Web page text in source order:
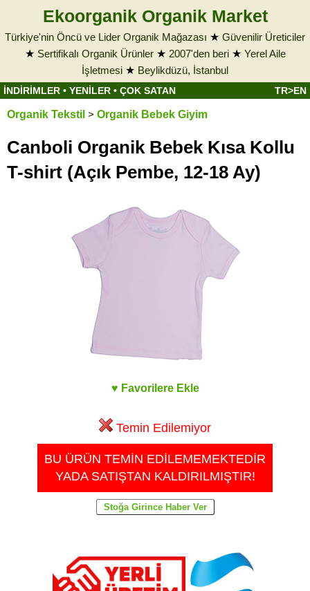
Ekoorganik Organik Market
Türkiye'nin Öncü ve Lider Organik Mağazası ★ Güvenilir Üreticiler
★ Sertifikalı Organik Ürünler★ 2007'den beri★ Yerel Aile
İşletmesi ★ Beylikdüzü, İstanbul
İNDİRİMLER • YENİLER • ÇOK SATAN TR>EN
Organik Tekstil > Organik Bebek Giyim
Canboli Organik Bebek Kısa Kollu
T-shirt (Açık Pembe, 12-18 Ay)
♥ Favorilere Ekle
Temin Edilemiyor
BU ÜRÜN TEMİN EDİLEMEMEKTEDİR
YADA SATIŞTAN KALDIRILMIŞTIR!